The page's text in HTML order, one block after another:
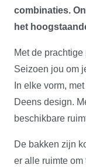
combinaties.
het
Met de
Seizoen jou om
In elke vorm,
Deens design.
beschikbare
De bakken zijn
er alle ruimte